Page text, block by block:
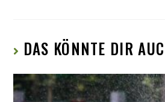
DAS KÖNNTE DIR